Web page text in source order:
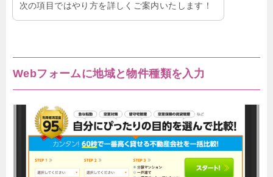
次の項目ではやり方を詳しくご案内いたします！
Webフォームに地域と物件種類を入力